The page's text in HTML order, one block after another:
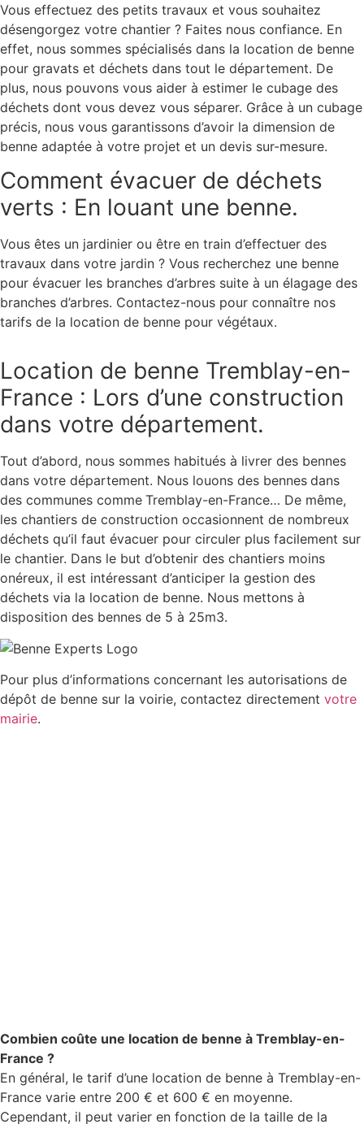
Vous effectuez des petits travaux et vous souhaitez
désengorgez votre chantier ? Faites nous confiance. En
effet, nous sommes spécialisés dans la location de benne
pour gravats et déchets dans tout le département. De
plus, nous pouvons vous aider à estimer le cubage des
déchets dont vous devez vous séparer. Grâce à un cubage
précis, nous vous garantissons d’avoir la dimension de
benne adaptée à votre projet et un devis sur-mesure.
Comment évacuer de déchets
verts : En louant une benne.
Vous êtes un jardinier ou être en train d’effectuer des
travaux dans votre jardin ? Vous recherchez une benne
pour évacuer les branches d’arbres suite à un élagage des
branches d’arbres. Contactez-nous pour connaître nos
tarifs de la location de benne pour végétaux.
Location de benne Tremblay-en-
France : Lors d’une construction
dans votre département.
Tout d’abord, nous sommes habitués à livrer des bennes
dans votre département. Nous louons des bennes dans
des communes comme Tremblay-en-France… De même,
les chantiers de construction occasionnent de nombreux
déchets qu’il faut évacuer pour circuler plus facilement sur
le chantier. Dans le but d’obtenir des chantiers moins
onéreux, il est intéressant d’anticiper la gestion des
déchets via la location de benne. Nous mettons à
disposition des bennes de 5 à 25m3.
Pour plus d’informations concernant les autorisations de
dépôt de benne sur la voirie, contactez directement votre
mairie.
Combien coûte une location de benne à Tremblay-en-
France ?
En général, le tarif d’une location de benne à Tremblay-en-
France varie entre 200 € et 600 € en moyenne.
Cependant, il peut varier en fonction de la taille de la